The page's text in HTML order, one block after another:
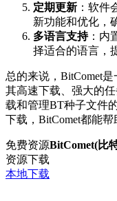
定期更新 ：软件
新功能和优化，
多语言支持：内
择适合的语言，
总的来说，BitComet
其高速下载、强大的
载和管理BT种子文件
下载，BitComet都能
免费资源BitComet(比
资源下载
本地下载